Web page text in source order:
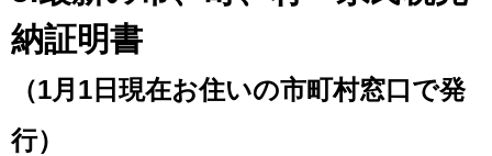
納証明書
（1月1日現在お住いの市町村窓口で発
行）